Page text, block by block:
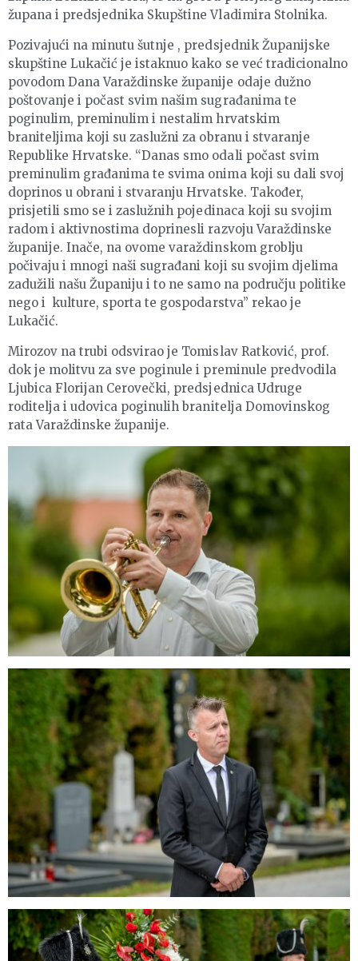
župana i predsjednika Skupštine Vladimira Stolnika.
Pozivajući na minutu šutnje , predsjednik Županijske
skupštine Lukačić je istaknuo kako se već tradicionalno
povodom Dana Varaždinske županije odaje dužno
poštovanje i počast svim našim sugrađanima te
poginulim, preminulim i nestalim hrvatskim
braniteljima koji su zaslužni za obranu i stvaranje
Republike Hrvatske. “Danas smo odali počast svim
preminulim građanima te svima onima koji su dali svoj
doprinos u obrani i stvaranju Hrvatske. Također,
prisjetili smo se i zaslužnih pojedinaca koji su svojim
radom i aktivnostima doprinesli razvoju Varaždinske
županije. Inače, na ovome varaždinskom groblju
počivaju i mnogi naši sugrađani koji su svojim djelima
zadužili našu Županiju i to ne samo na području politike
nego i kulture, sporta te gospodarstva” rekao je
Lukačić.
Mirozov na trubi odsvirao je Tomislav Ratković, prof.
dok je molitvu za sve poginule i preminule predvodila
Ljubica Florijan Cerovečki, predsjednica Udruge
roditelja i udovica poginulih branitelja Domovinskog
rata Varaždinske županije.